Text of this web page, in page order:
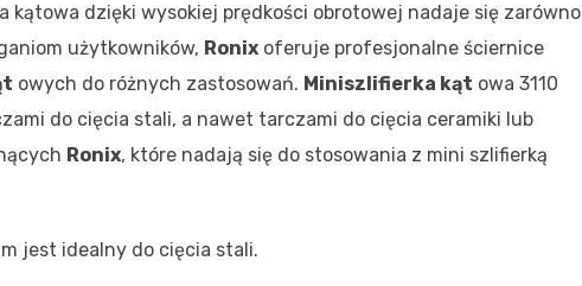
kątowa dzięki wysokiej prędkości obrotowej nadaje się zarówno
użytkowników, Ronix oferuje profesjonalne ściernice
owych do różnych zastosowań. Miniszlifierka kąt owa 3110
do cięcia stali, a nawet tarczami do cięcia ceramiki lub
Ronix, które nadają się do stosowania z mini szlifierką
jest idealny do cięcia stali.